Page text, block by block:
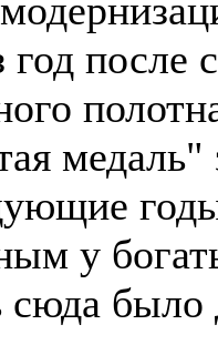
после
медаль"
у
было